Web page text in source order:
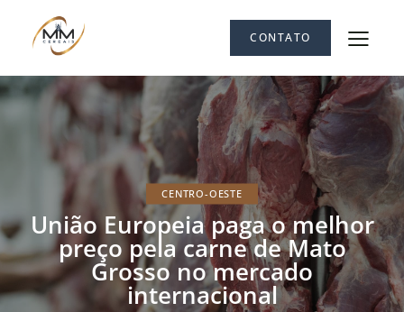
CONTATO
CENTRO-OESTE
União Europeia paga o melhor
preço pela carne de Mato
Grosso no mercado
internacional